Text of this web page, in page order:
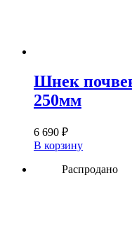
Шнек
250мм
6 690 ₽
В корзину
Распродано